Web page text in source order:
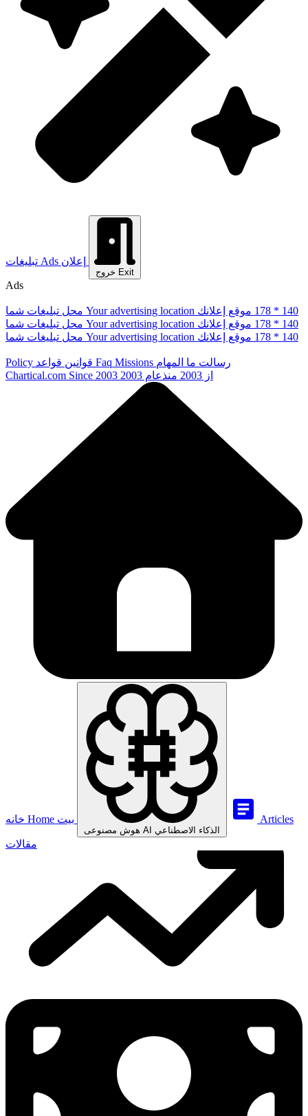
تبلیغات Ads
خروج Exit
Ads
محل تبلیغات شما Your advertising location موقع إعلانك 178 * 140
محل تبلیغات شما Your advertising location موقع إعلانك 178 * 140
محل تبلیغات شما Your advertising location موقع إعلانك 178 * 140
Policy قوانین قواعد Faq Missions رسالت ما المهام
Chartical.com Since 2003 از 2003 منذعام 2003
Home
AI الذكاء الاصطناعي
Articles
مقالات